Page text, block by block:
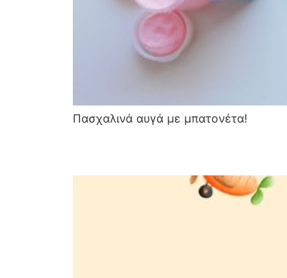
Πασχαλινά αυγά με μπατονέτα!